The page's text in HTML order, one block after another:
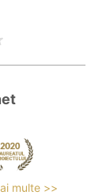
multe >>